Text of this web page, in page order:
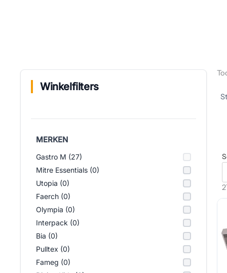
Winkelfilters
MERKEN
Gastro M (27)
Mitre Essentials (0)
Utopia (0)
Faerch (0)
Olympia (0)
Interpack (0)
Bia (0)
Pulltex (0)
Fameg (0)